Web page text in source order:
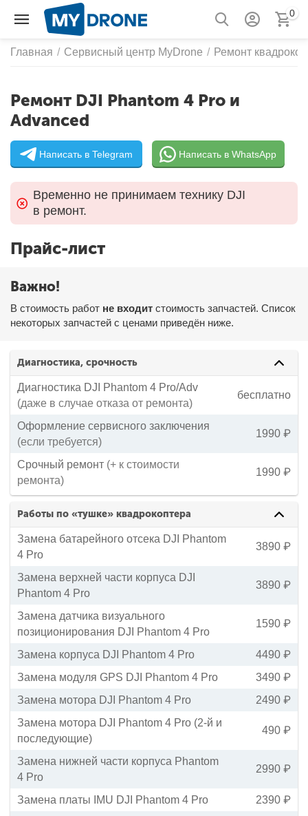
0
Главная / Сервисный центр MyDrone / Ремонт
Ремонт DJI Phantom 4 Pro и
Advanced
Написать в Telegram Написать в WhatsApp
Временно не принимаем технику DJI
в ремонт.
Прайс-лист
Важно!
В стоимость работ не входит стоимость запчастей. Список
некоторых запчастей с ценами приведён ниже.
Диагностика, срочность
Диагностика DJI Phantom 4 Pro/Adv
(даже в случае отказа от ремонта)
бесплатно
Оформление сервисного заключения
(если требуется)
1990 ₽
Срочный ремонт (+ к стоимости
ремонта)
1990 ₽
Работы по «тушке» квадрокоптера
Замена батарейного отсека DJI Phantom
4 Pro
3890 ₽
Замена верхней части корпуса DJI
Phantom 4 Pro
3890 ₽
Замена датчика визуального
позиционирования DJI Phantom 4 Pro
1590 ₽
Замена корпуса DJI Phantom 4 Pro
4490 ₽
Замена модуля GPS DJI Phantom 4 Pro
3490 ₽
Замена мотора DJI Phantom 4 Pro
2490 ₽
Замена мотора DJI Phantom 4 Pro (2-й и
последующие)
490 ₽
Замена нижней части корпуса Phantom
4 Pro
2990 ₽
Замена платы IMU DJI Phantom 4 Pro
2390 ₽